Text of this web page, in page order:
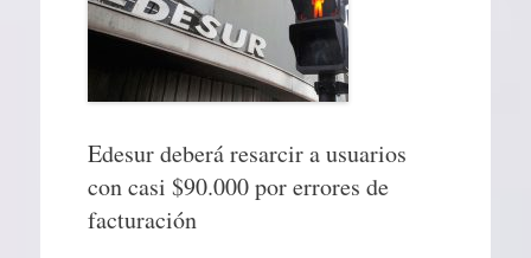
Edesur deberá resarcir a usuarios
con casi $90.000 por errores de
facturación